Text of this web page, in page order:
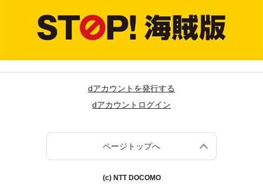
dアカウントを発行する
dアカウントログイン
ページトップへ
(c) NTT DOCOMO